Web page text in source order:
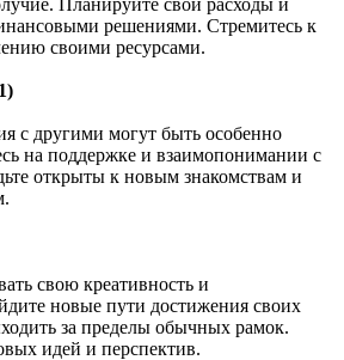
решениями. Стремитесь к
своими ресурсами.
с другими могут быть особенно
на поддержке и взаимопонимании с
открыты к новым знакомствам и
свою креативность и
новые пути достижения своих
за пределы обычных рамок.
идей и перспектив.